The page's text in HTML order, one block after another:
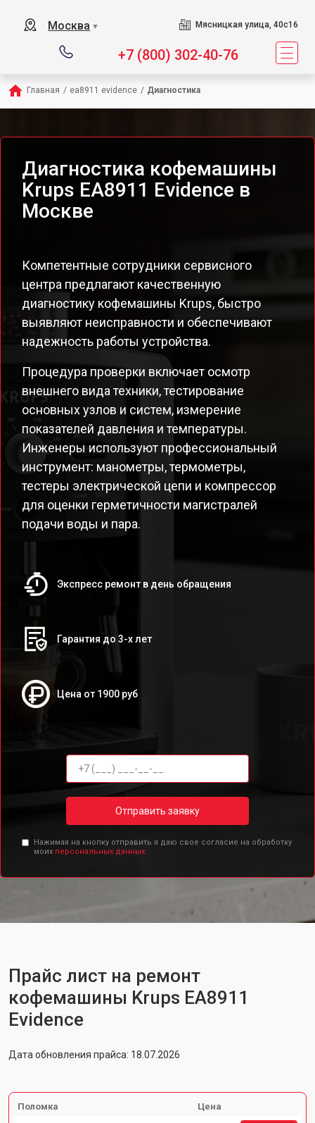
Москва ▼ Мясницкая улица, 40с16
+7 (800) 302-40-76
Главная / ea8911 evidence / Диагностика
Диагностика кофемашины
Krups EA8911 Evidence в
Москве
Компетентные сотрудники сервисного
центра предлагают качественную
диагностику кофемашины Krups, быстро
выявляют неисправности и обеспечивают
надежность работы устройства.
Процедура проверки включает осмотр
внешнего вида техники, тестирование
основных узлов и систем, измерение
показателей давления и температуры.
Инженеры используют профессиональный
инструмент: манометры, термометры,
тестеры электрической цепи и компрессор
для оценки герметичности магистралей
подачи воды и пара.
Экспресс ремонт в день обращения
Гарантия до 3-х лет
Цена от 1900 руб
Отправить заявку
Нажимая на кнопку отправить я даю свое согласие на обработку
моих персональных данных.
Прайс лист на ремонт
кофемашины Krups EA8911
Evidence
Дата обновления прайса: 18.07.2026
Поломка Цена